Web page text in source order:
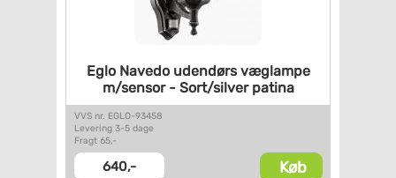
Eglo Navedo udendørs væglampe
m/sensor - Sort/silver patina
VVS nr. EGLO-93458
Levering 3-5 dage
Fragt 65,-
640,- Køb